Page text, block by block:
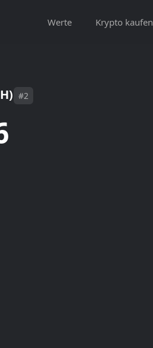
Werte Krypto kaufen
#2